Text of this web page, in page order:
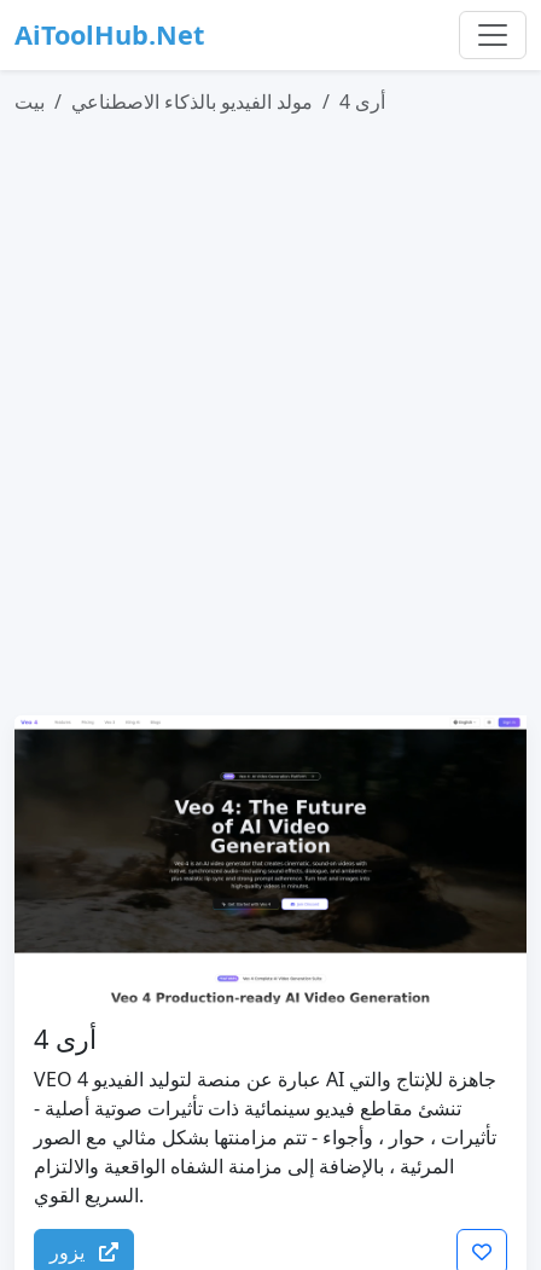
AiToolHub.Net
بيت مولد الفيديو بالذكاء الاصطناعي أرى 4
أرى 4
VEO 4 عبارة عن منصة لتوليد الفيديو AI جاهزة للإنتاج والتي
تنشئ مقاطع فيديو سينمائية ذات تأثيرات صوتية أصلية -
تأثيرات ، حوار ، وأجواء - تتم مزامنتها بشكل مثالي مع الصور
المرئية ، بالإضافة إلى مزامنة الشفاه الواقعية والالتزام
السريع القوي.